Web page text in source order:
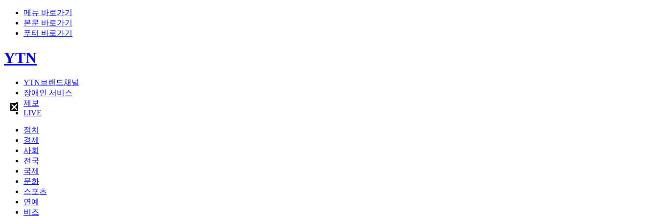
메뉴 바로가기
본문 바로가기
푸터 바로가기
YTN
YTN브랜드채널
장애인 서비스
제보
LIVE
정치
경제
사회
전국
국제
문화
스포츠
연예
비즈